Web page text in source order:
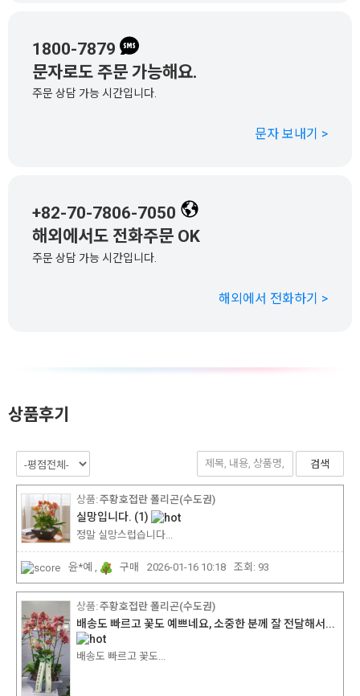
1800-7879
문자로도 주문 가능해요.
주문 상담 가능 시간입니다.
문자 보내기 >
+82-70-7806-7050
해외에서도 전화주문 OK
주문 상담 가능 시간입니다.
해외에서 전화하기 >
상품후기